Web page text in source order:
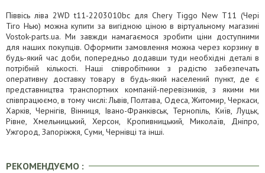
Піввісь ліва 2WD t11-2203010bc для Chery Tiggo New T11 (Чері
Тіго Нью) можна купити за вигідною ціною в віртуальному магазині
Vostok-parts.ua. Ми завжди намагаємося зробити ціни доступними
для наших покупців. Оформити замовлення можна через корзину в
будь-який час доби, попередньо додавши туди необхідні деталі в
потрібній кількості. Наші співробітники з радістю забезпечать
оперативну доставку товару в будь-який населений пункт, де є
представництва транспортних компаній-перевізників, з якими ми
співпрацюємо, в тому числі: Львів, Полтава, Одеса, Житомир, Черкаси,
Харків, Чернігів, Вінниця, Івано-Франківськ, Тернопіль, Київ, Луцьк,
Рівне, Хмельницький, Херсон, Кропивницький, Миколаїв, Дніпро,
Ужгород, Запоріжжя, Суми, Чернівці та інші.
РЕКОМЕНДУЄМО :